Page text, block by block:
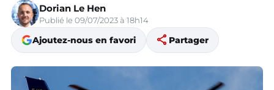
Dorian Le Hen
Publié le 09/07/2023 à 18h14
Ajoutez-nous en favori share Partager